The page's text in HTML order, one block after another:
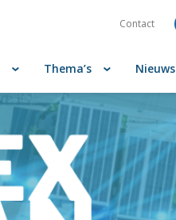
Contact
Thema’s Nieuws